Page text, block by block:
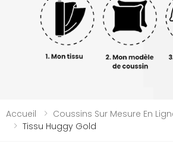
Accueil
Coussins Sur Mesure En
Tissu Huggy Gold